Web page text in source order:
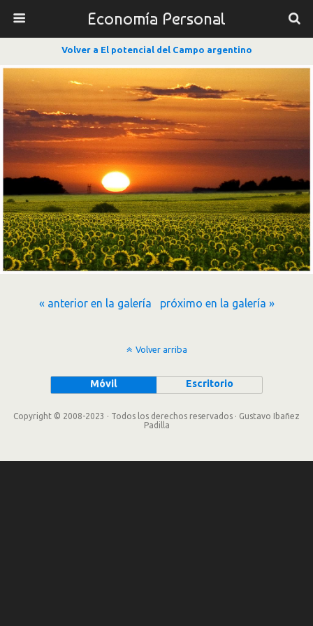
Economía Personal
Volver a El potencial del Campo argentino
« anterior en la galería próximo en la galería »
Volver arriba
Móvil Escritorio
Copyright © 2008-2023 · Todos los derechos reservados · Gustavo Ibañez
Padilla